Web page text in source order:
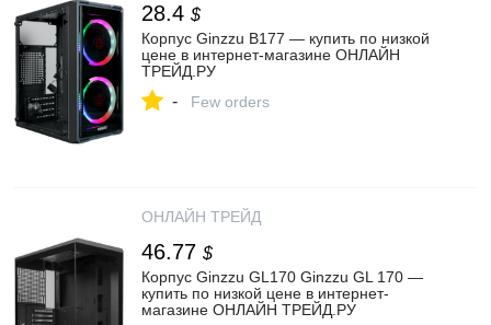
28.4 $
Корпус Ginzzu B177 — купить по низкой
цене в интернет-магазине ОНЛАЙН
ТРЕЙД.РУ
- Few orders
ОНЛАЙН ТРЕЙД
46.77 $
Корпус Ginzzu GL170 Ginzzu GL 170 —
купить по низкой цене в интернет-
магазине ОНЛАЙН ТРЕЙД.РУ